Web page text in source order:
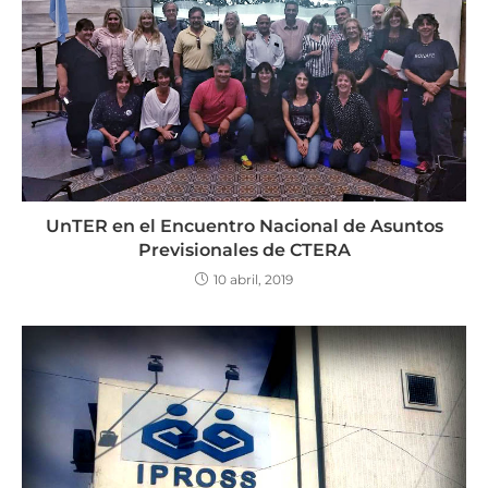
UnTER en el Encuentro Nacional de Asuntos
Previsionales de CTERA
10 abril, 2019